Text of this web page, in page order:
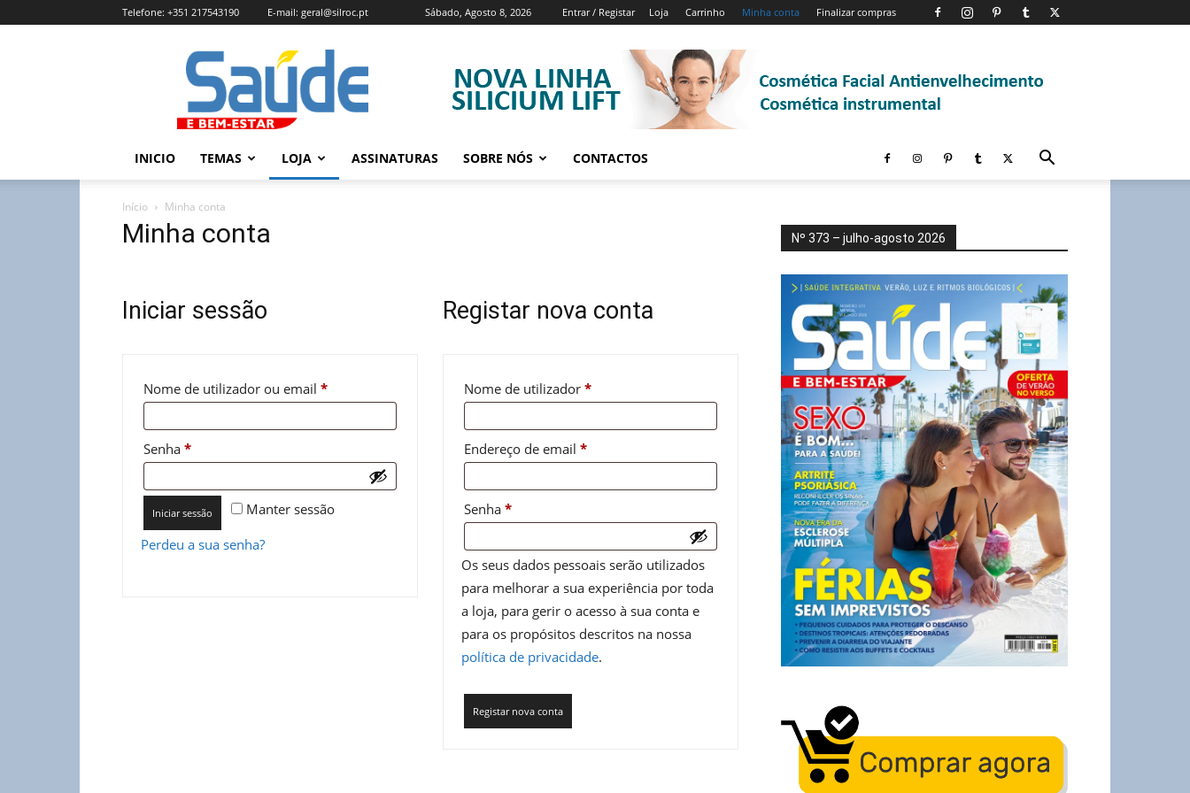
Sábado, Agosto 8, 2026 Entrar / Registar Loja Carrinho Minha conta Finalizar compras
Telefone: +351 217543190 E-mail: geral@silroc.pt
Revista
Saúde
e
Bem
Estar
Edição
INICIO TEMAS LOJA ASSINATURAS SOBRE NÓS CONTACTOS
Início Minha conta
Minha conta
Iniciar sessão
Nome de utilizador ou email *Obrigatório
Senha *Obrigatório
Manter sessão
Iniciar sessão
Perdeu a sua senha?
Registar nova conta
Nome de utilizador *Obrigatório
Endereço de email *Obrigatório
Senha *Obrigatório
Os seus dados pessoais serão utilizados
para melhorar a sua experiência por toda
a loja, para gerir o acesso à sua conta e
para os propósitos descritos na nossa
política de privacidade.
Registar nova conta
Nº 373 – julho-agosto 2026